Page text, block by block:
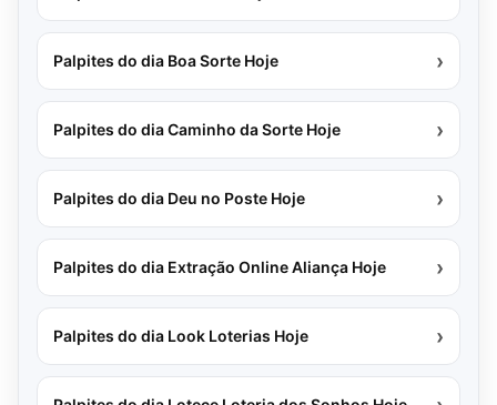
Palpites do dia Boa Sorte Hoje ›
Palpites do dia Caminho da Sorte Hoje ›
Palpites do dia Deu no Poste Hoje ›
Palpites do dia Extração Online Aliança Hoje ›
Palpites do dia Look Loterias Hoje ›